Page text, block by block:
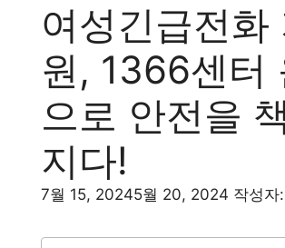
여성긴급전화
원, 1366센터
으로 안전을
지다!
7월 15, 20245월 20, 2024 작성자: